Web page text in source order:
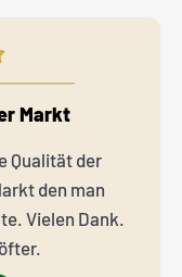
Markt
Qualität der
den man
Vielen Dank.